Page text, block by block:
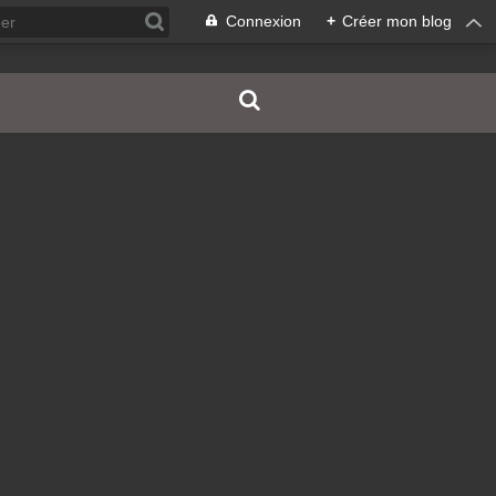
Connexion + Créer mon blog